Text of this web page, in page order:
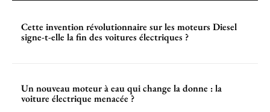
Cette invention révolutionnaire sur les moteurs Diesel
signe-t-elle la fin des voitures électriques ?
Un nouveau moteur à eau qui change la donne : la
voiture électrique menacée ?